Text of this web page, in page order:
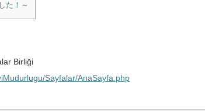
た！～
Birliği
Sayfalar/AnaSayfa.php